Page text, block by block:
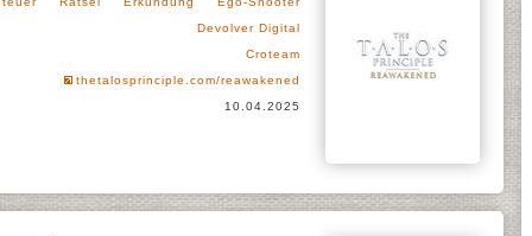
Devolver Digital
Croteam
thetalosprinciple.com/reawakened
10.04.2025